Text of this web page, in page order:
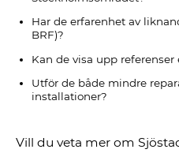
Har de erfarenhet av
BRF)?
Kan de visa upp
Utför de både mindre
installationer?
Vill du veta mer om